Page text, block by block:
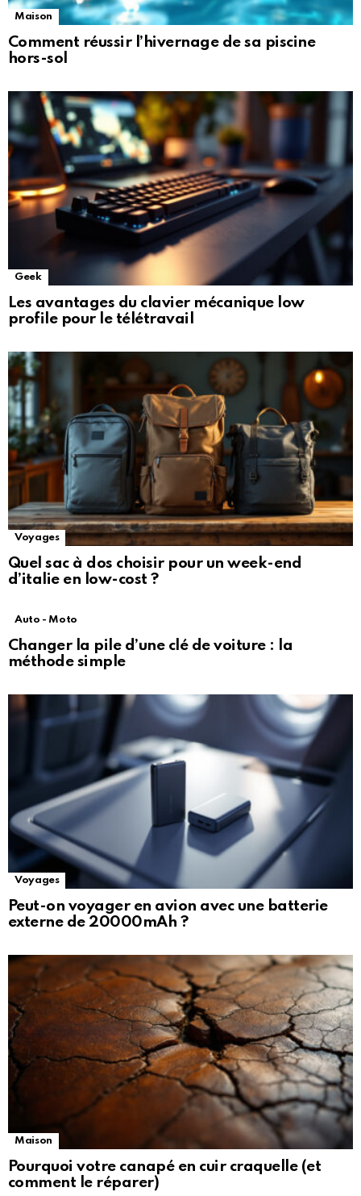
Maison
Comment réussir l’hivernage de sa piscine
hors-sol
Geek
Les avantages du clavier mécanique low
profile pour le télétravail
Voyages
Quel sac à dos choisir pour un week-end
d’italie en low-cost ?
Auto - Moto
Changer la pile d’une clé de voiture : la
méthode simple
Voyages
Peut-on voyager en avion avec une batterie
externe de 20000mAh ?
Maison
Pourquoi votre canapé en cuir craquelle (et
comment le réparer)